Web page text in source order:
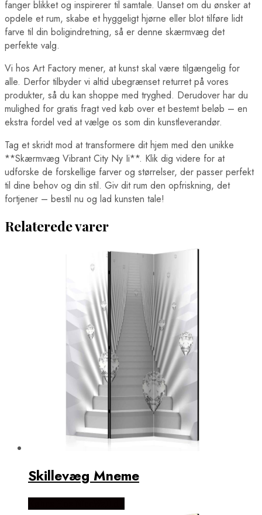
fanger blikket og inspirerer til samtale. Uanset om du ønsker at
opdele et rum, skabe et hyggeligt hjørne eller blot tilføre lidt
farve til din boligindretning, så er denne skærmvæg det
perfekte valg.
Vi hos Art Factory mener, at kunst skal være tilgængelig for
alle. Derfor tilbyder vi altid ubegrænset returret på vores
produkter, så du kan shoppe med tryghed. Derudover har du
mulighed for gratis fragt ved køb over et bestemt beløb – en
ekstra fordel ved at vælge os som din kunstleverandør.
Tag et skridt mod at transformere dit hjem med den unikke
**Skærmvæg Vibrant City Ny Ii**. Klik dig videre for at
udforske de forskellige farver og størrelser, der passer perfekt
til dine behov og din stil. Giv dit rum den opfriskning, det
fortjener – bestil nu og lad kunsten tale!
Relaterede varer
Skillevæg Mneme